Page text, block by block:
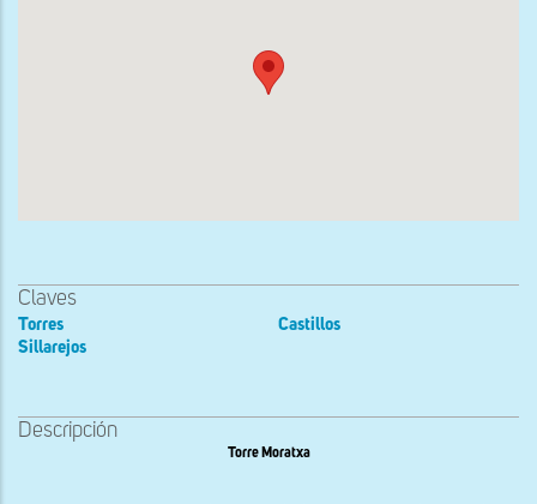
Claves
Torres
Sillarejos
Castillos
Descripción
Torre Moratxa